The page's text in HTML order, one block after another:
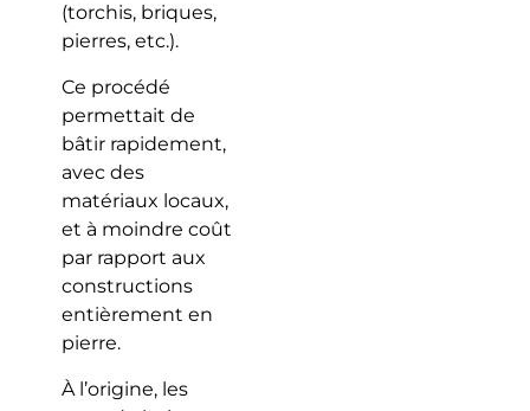
(torchis, briques,
pierres, etc.).
Ce procédé
permettait de
bâtir rapidement,
avec des
matériaux locaux,
et à moindre coût
par rapport aux
constructions
entièrement en
pierre.
À l’origine, les